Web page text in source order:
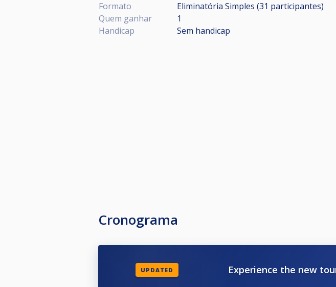
Formato
Eliminatória Simples (31 participantes)
Quem ganhar
1
Handicap
Sem handicap
Cronograma
UPDATED Experience the new